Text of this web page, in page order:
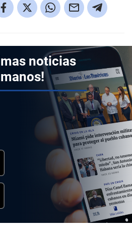
noticias